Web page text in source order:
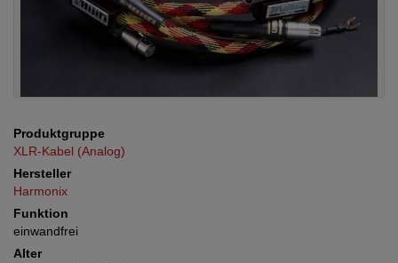
Produktgruppe
XLR-Kabel (Analog)
Hersteller
Harmonix
Funktion
einwandfrei
Alter